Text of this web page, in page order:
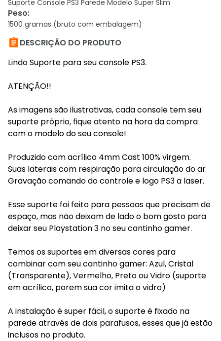
Suporte Console PS3 Parede Modelo Super Slim
Peso:
1500 gramas (bruto com embalagem)
DESCRIÇÃO DO PRODUTO
Lindo Suporte para seu console PS3.
ATENÇÃO!!
As imagens são ilustrativas, cada console tem seu
suporte próprio, fique atento na hora da compra
com o modelo do seu console!
Produzido com acrílico 4mm Cast 100% virgem.
Suas laterais com respiração para circulação do ar
Gravação comando do controle e logo PS3 a laser.
Esse suporte foi feito para pessoas que precisam de
espaço, mas não deixam de lado o bom gosto para
deixar seu Playstation 3 no seu cantinho gamer.
Temos os suportes em diversas cores para
combinar com seu cantinho gamer: Azul, Cristal
(Transparente), Vermelho, Preto ou Vidro (suporte
em acrílico, porem sua cor imita o vidro)
A instalação é super fácil, o suporte é fixado na
parede através de dois parafusos, esses que já estão
inclusos no produto.